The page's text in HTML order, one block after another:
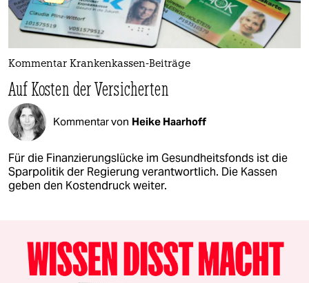
Kommentar Krankenkassen-Beiträge
Auf Kosten der Versicherten
Kommentar von Heike Haarhoff
Für die Finanzierungslücke im Gesundheitsfonds ist die
Sparpolitik der Regierung verantwortlich. Die Kassen
geben den Kostendruck weiter.